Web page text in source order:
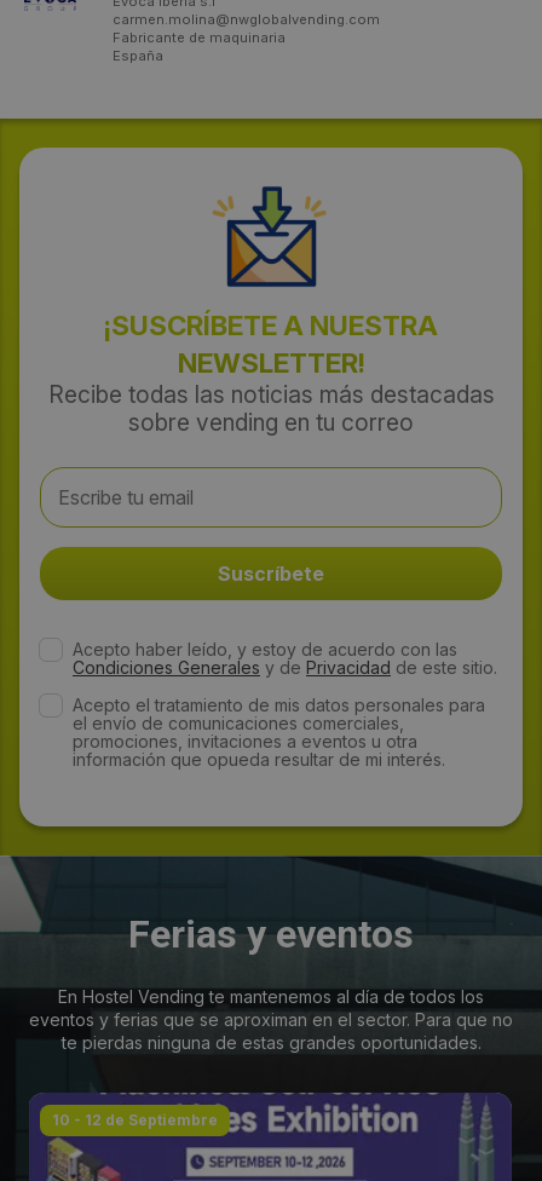
carmen.molina@nwglobalvending.com
Fabricante de maquinaria
España
¡SUSCRÍBETE A NUESTRA
NEWSLETTER!
Recibe todas las noticias más destacadas
sobre vending en tu correo
Acepto haber leído, y estoy de acuerdo con las
Condiciones Generales y de Privacidad de este sitio.
Acepto el tratamiento de mis datos personales para
el envío de comunicaciones comerciales,
promociones, invitaciones a eventos u otra
información que opueda resultar de mi interés.
Ferias y eventos
En Hostel Vending te mantenemos al día de todos los
eventos y ferias que se aproximan en el sector. Para que no
te pierdas ninguna de estas grandes oportunidades.
10 - 12 de Septiembre